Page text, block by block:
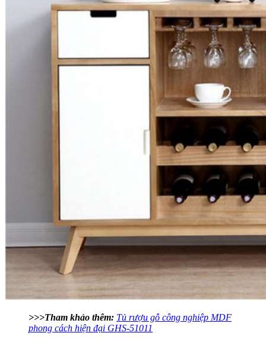
>>>Tham khảo thêm: Tủ rượu gỗ công nghiệp MDF
phong cách hiện đại GHS-51011